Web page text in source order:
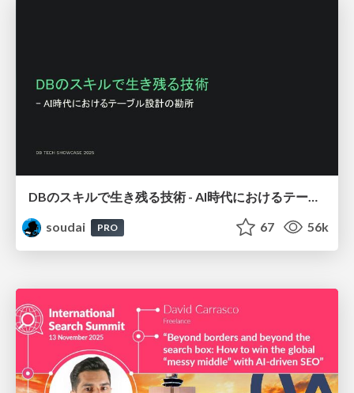
DBのスキルで生き残る技術 - AI時代におけるテーブル設計の勘所
soudai
PRO 67 56k